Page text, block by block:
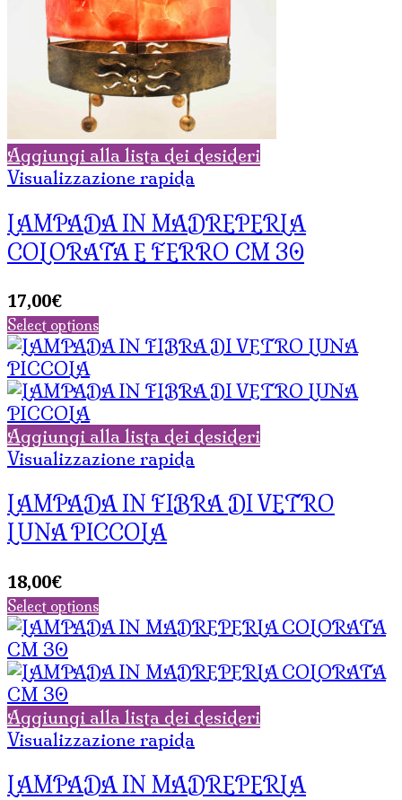
Aggiungi alla lista dei desideri
Visualizzazione rapida
LAMPADA IN MADREPERLA
COLORATA E FERRO CM 30
17,00€
Select options
Aggiungi alla lista dei desideri
Visualizzazione rapida
LAMPADA IN FIBRA DI VETRO
LUNA PICCOLA
18,00€
Select options
Aggiungi alla lista dei desideri
Visualizzazione rapida
LAMPADA IN MADREPERLA